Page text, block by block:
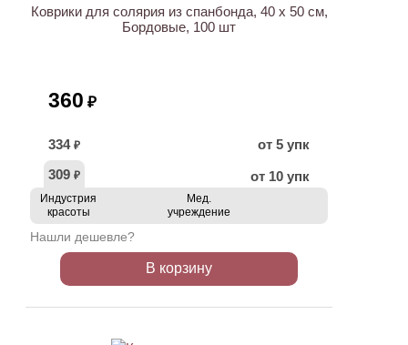
Коврики для солярия из спанбонда, 40 x 50 см,
Бордовые, 100 шт
360 ₽
334 ₽
от 5 упк
309 ₽ от 10 упк
Индустрия
красоты
Мед.
учреждение
Нашли дешевле?
В корзину